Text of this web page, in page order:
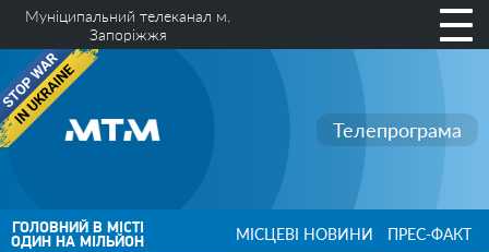
Муніципальний телеканал м.
Запоріжжя
Телепрограма
ГОЛОВНИЙ В МІСТІ
ОДИН НА МІЛЬЙОН МІСЦЕВІ НОВИНИ ПРЕС-ФАКТ